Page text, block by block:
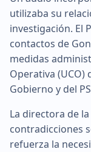
utilizaba su
investigación. El
contactos de
medidas
Operativa (UCO)
Gobierno y del
La directora de
contradicciones
refuerza la